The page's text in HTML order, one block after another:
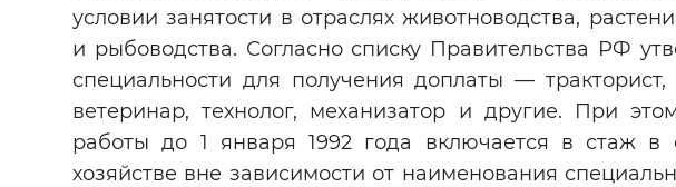
условии занятости в отраслях животноводства,
и рыбоводства. Согласно списку Правительства РФ
специальности для получения доплаты — тракторист,
ветеринар, технолог, механизатор и другие. При
работы до 1 января 1992 года включается в стаж в
хозяйстве вне зависимости от наименования